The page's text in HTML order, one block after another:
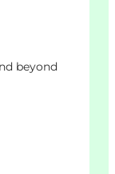
beyond